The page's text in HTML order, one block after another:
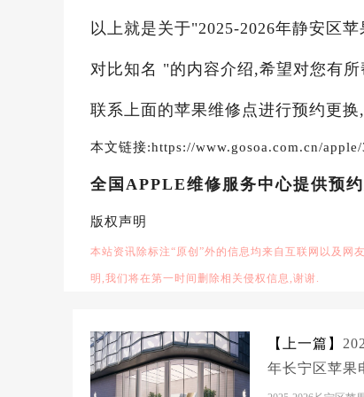
以上就是关于"2025-2026年静安区
对比知名 "的内容介绍,希望对您有
联系上面的苹果维修点进行预约更
本文链接:https://www.gosoa.com.cn/
全国APPLE维修服务中心提供预
版权声明
本站资讯除标注“原创”外的信息均来自互联网以及网
明,我们将在第一时间删除相关侵权信息,谢谢.
【上一篇】
年长宁区苹果
服务维修电话